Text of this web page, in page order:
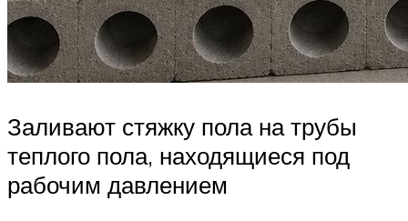
Заливают стяжку пола на трубы
теплого пола, находящиеся под
рабочим давлением